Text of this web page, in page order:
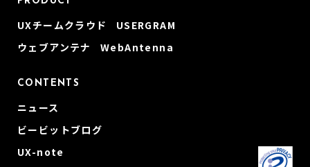
UXチームクラウド USERGRAM
ウェブアンテナ WebAntenna
CONTENTS
ニュース
ビービットブログ
UX-note